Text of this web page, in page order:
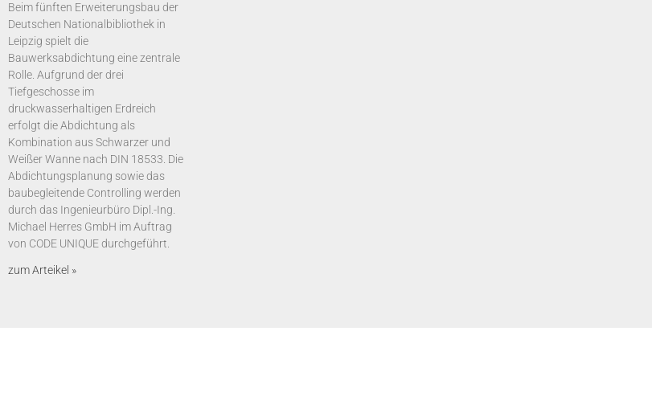
Beim fünften Erweiterungsbau der
Deutschen Nationalbibliothek in
Leipzig spielt die
Bauwerksabdichtung eine zentrale
Rolle. Aufgrund der drei
Tiefgeschosse im
druckwasserhaltigen Erdreich
erfolgt die Abdichtung als
Kombination aus Schwarzer und
Weißer Wanne nach DIN 18533. Die
Abdichtungsplanung sowie das
baubegleitende Controlling werden
durch das Ingenieurbüro Dipl.-Ing.
Michael Herres GmbH im Auftrag
von CODE UNIQUE durchgeführt.
zum Arteikel »